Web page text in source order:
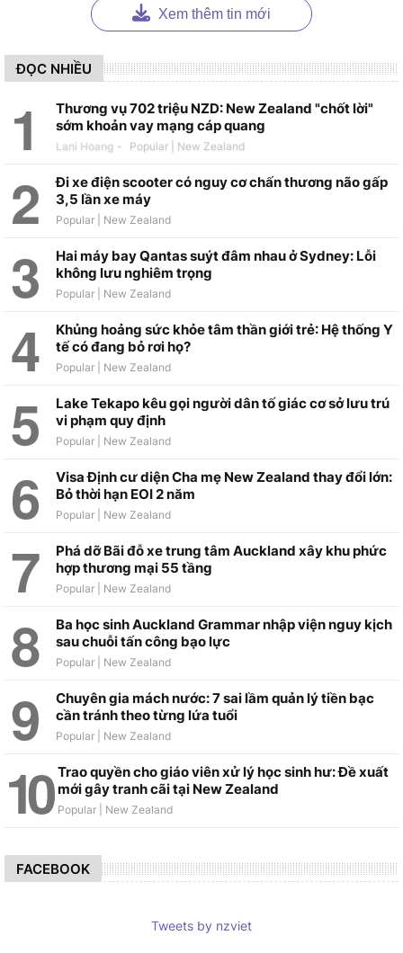
Xem thêm tin mới
ĐỌC NHIỀU
Thương vụ 702 triệu NZD: New Zealand "chốt lời"
sớm khoản vay mạng cáp quang
Lani Hoang -
Đi xe điện scooter có nguy cơ chấn thương não gấp
3,5 lần xe máy
Hai máy bay Qantas suýt đâm nhau ở Sydney: Lỗi
không lưu nghiêm trọng
Khủng hoảng sức khỏe tâm thần giới trẻ: Hệ thống Y
tế có đang bỏ rơi họ?
Lake Tekapo kêu gọi người dân tố giác cơ sở lưu trú
vi phạm quy định
Visa Định cư diện Cha mẹ New Zealand thay đổi lớn:
Bỏ thời hạn EOI 2 năm
Phá dỡ Bãi đỗ xe trung tâm Auckland xây khu phức
hợp thương mại 55 tầng
Ba học sinh Auckland Grammar nhập viện nguy kịch
sau chuỗi tấn công bạo lực
Chuyên gia mách nước: 7 sai lầm quản lý tiền bạc
cần tránh theo từng lứa tuổi
Trao quyền cho giáo viên xử lý học sinh hư: Đề xuất
mới gây tranh cãi tại New Zealand
FACEBOOK
Tweets by nzviet